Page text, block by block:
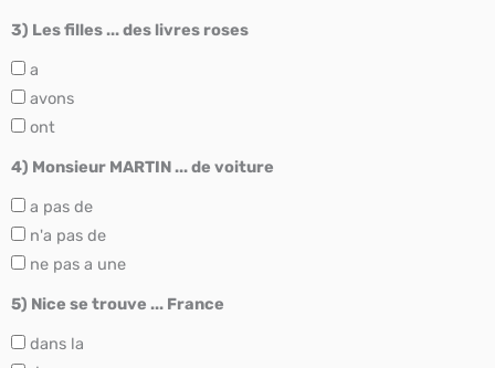
3) Les filles ... des livres roses
a
avons
ont
4) Monsieur MARTIN ... de voiture
a pas de
n'a pas de
ne pas a une
5) Nice se trouve ... France
dans la